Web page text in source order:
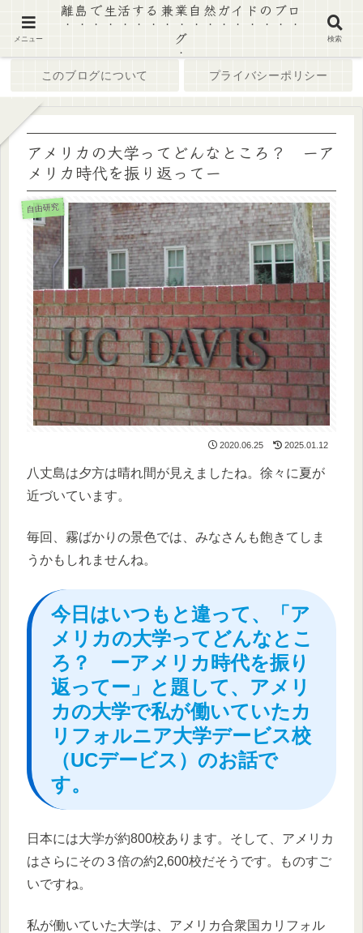
このブログについて プライバシーポリシー
アメリカの大学ってどんなところ？ ーア
メリカ時代を振り返ってー
自由研究
2020.06.25 2025.01.12
八丈島は夕方は晴れ間が見えましたね。徐々に夏が
近づいています。
毎回、霧ばかりの景色では、みなさんも飽きてしま
うかもしれませんね。
今日はいつもと違って、「ア
メリカの大学ってどんなとこ
ろ？ ーアメリカ時代を振り
返ってー」と題して、アメリ
カの大学で私が働いていたカ
リフォルニア大学デービス校
（UCデービス）のお話で
す。
日本には大学が約800校あります。そして、アメリカ
はさらにその３倍の約2,600校だそうです。ものすご
いですね。
私が働いていた大学は、アメリカ合衆国カリフォル
メニュー
離島で生活する兼業自然ガイドのブロ
グ
検索